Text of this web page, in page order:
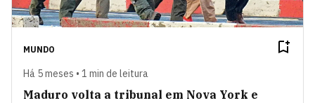
MUNDO
Há 5 meses • 1 min de leitura
Maduro volta a tribunal em Nova York e